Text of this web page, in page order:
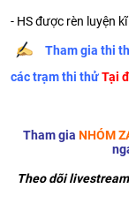
- HS được rèn luyện
Tham gia thi
các trạm thi thửTại
Tham gia NHÓM
Theo dõilivestream